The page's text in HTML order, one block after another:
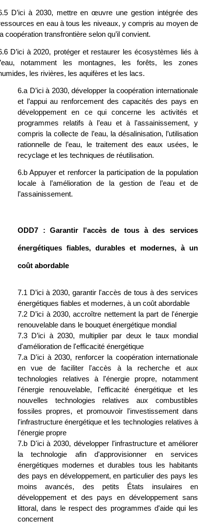
D’ici à 2030, mettre en œuvre une gestion intégrée des
en eau à tous les niveaux, y compris au moyen de
coopération transfrontière selon qu’il convient.
D’ici à 2020, protéger et restaurer les écosystèmes liés à
notamment les montagnes, les forêts, les zones
les rivières, les aquifères et les lacs.
6.a D’ici à 2030, développer la coopération internationale
et l’appui au renforcement des capacités des pays en
développement en ce qui concerne les activités et
programmes relatifs à l’eau et à l’assainissement, y
compris la collecte de l’eau, la désalinisation, l’utilisation
rationnelle de l’eau, le traitement des eaux usées, le
recyclage et les techniques de réutilisation.
6.b Appuyer et renforcer la participation de la population
locale à l’amélioration de la gestion de l’eau et de
l’assainissement.
ODD7 : Garantir l'accès de tous à des services
énergétiques fiables, durables et modernes, à un
coût abordable
7.1 D’ici à 2030, garantir l'accès de tous à des services
énergétiques fiables et modernes, à un coût abordable
7.2 D’ici à 2030, accroître nettement la part de l'énergie
renouvelable dans le bouquet énergétique mondial
7.3 D’ici à 2030, multiplier par deux le taux mondial
d'amélioration de l'efficacité énergétique
7.a D'ici à 2030, renforcer la coopération internationale
en vue de faciliter l'accès à la recherche et aux
technologies relatives à l'énergie propre, notamment
l'énergie renouvelable, l'efficacité énergétique et les
nouvelles technologies relatives aux combustibles
fossiles propres, et promouvoir l'investissement dans
l'infrastructure énergétique et les technologies relatives à
l'énergie propre
7.b D'ici à 2030, développer l'infrastructure et améliorer
la technologie afin d'approvisionner en services
énergétiques modernes et durables tous les habitants
des pays en développement, en particulier des pays les
moins avancés, des petits États insulaires en
développement et des pays en développement sans
littoral, dans le respect des programmes d'aide qui les
concernent